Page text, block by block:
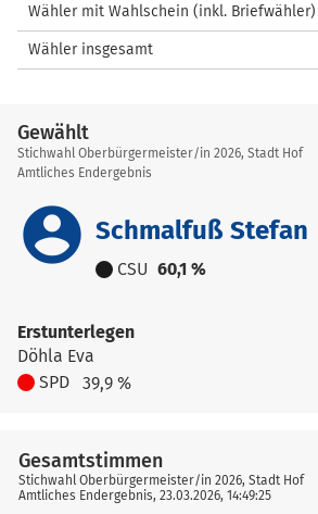
Wähler mit Wahlschein (inkl. Briefwähler)
Wähler insgesamt
Gewählt
Stichwahl Oberbürgermeister/in 2026, Stadt Hof
Amtliches Endergebnis
account_circle Schmalfuß Stefan
CSU 60,1 %
Erstunterlegen
Döhla Eva
SPD
39,9 %
Gesamtstimmen
Stichwahl Oberbürgermeister/in 2026, Stadt Hof
Amtliches Endergebnis, 23.03.2026, 14:49:25